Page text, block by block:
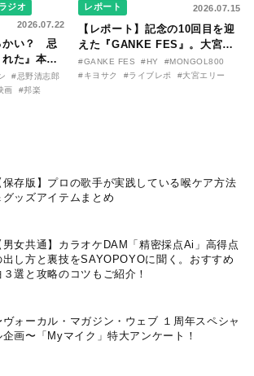
ジオ
2026.07.22
かい？ 忌
た』本予
ルがつい
連商品も
#忌野清志郎
画 #邦楽
レポート 2026.07.15
【レポート】記念の10回目を迎
えた『GANKE FES』。大宮エ
リー作『アイヌの神々の崖』を
前に、キヨサク
#GANKE FES #HY
#MONGOL800
#キヨサク
#ライブレポ #大宮エリー
保存版】プロの歌手が実践している喉ケア⽅法
グッズアイテムまとめ
男女共通】カラオケDAM「精密採点Ai」高得点
出し方と裏技をSAYOPOYOに聞く。おすすめ
３選と攻略のコツもご紹介！
ヴォーカル・マガジン・ウェブ １周年スペシャ
企画〜「Myマイク」特大アンケート！